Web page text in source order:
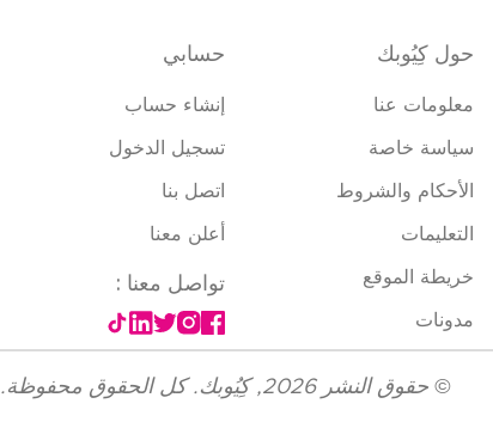
حول كِيُوبك
معلومات عنا
سياسة خاصة
الأحكام والشروط
التعليمات
خريطة الموقع
مدونات
حسابي
إنشاء حساب
تسجيل الدخول
اتصل بنا
أعلن معنا
تواصل معنا :
© حقوق النشر 2026
, كِيُوبك. كل الحقوق محفوظة.